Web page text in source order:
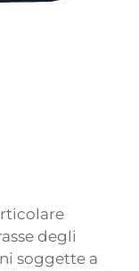
degli
soggette a